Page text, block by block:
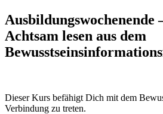
Ausbildungswochenende
Achtsam lesen aus dem
Dieser Kurs befähigt Dich mit dem
Verbindung zu treten.